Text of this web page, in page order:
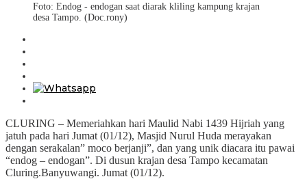
Foto: Endog - endogan saat diarak kliling kampung krajan
desa Tampo. (Doc.rony)
CLURING – Memeriahkan hari Maulid Nabi 1439 Hijriah yang
jatuh pada hari Jumat (01/12), Masjid Nurul Huda merayakan
dengan serakalan” moco berjanji”, dan yang unik diacara itu pawai
“endog – endogan”. Di dusun krajan desa Tampo kecamatan
Cluring.Banyuwangi. Jumat (01/12).